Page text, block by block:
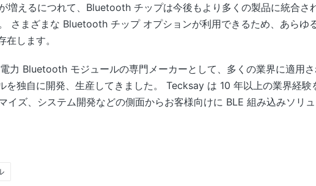
増えるにつれて、Bluetooth チップは今後もより多くの製品に統合さ
さまざまな Bluetooth チップ オプションが利用できるため、あらゆ
します。
力 Bluetooth モジュールの専門メーカーとして、多くの業界に適用
を独自に開発、生産してきました。 Tecksay は 10 年以上の業界経験
イズ、システム開発などの側面からお客様向けに BLE 組み込みソリ